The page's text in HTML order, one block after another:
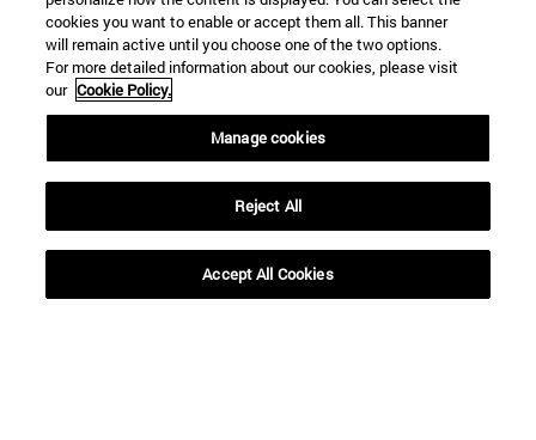
Accesos directos
Biblioteca(abre en nueva ventana)
Mi correo(abre en nueva ventana)
Aula virtual ADI(abre en nueva ventana)
Búsqueda de personas(abre en nueva ventana)
Trabaja con nosotros(abre en nueva ventana)
TFNO +34 948 42 56 00
¿QUÉ GRADO TE INTERESA?
¿QUÉ MÁSTER TE INTERESA?
cookies you want to enable or accept them all. This banner
will remain active until you choose one of the two options.
For more detailed information about our cookies, please visit
our Cookie Policy.
Manage cookies
Reject All
Accept All Cookies